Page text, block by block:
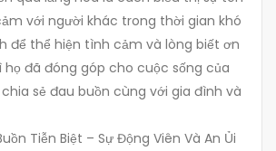
với người khác trong thời gian khó
để thể hiện tình cảm và lòng biết ơn
họ đã đóng góp cho cuộc sống của
sẻ đau buồn cùng với gia đình và
Tiễn Biệt – Sự Động Viên Và An Ủi